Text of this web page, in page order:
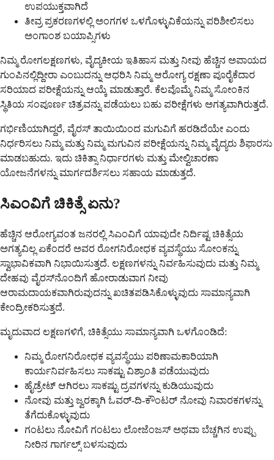
ಉಪಯುಕ್ತವಾಗಿದೆ
ತೀವ್ರ ಪ್ರಕರಣಗಳಲ್ಲಿ ಅಂಗಗಳ ಒಳಗೊಳ್ಳುವಿಕೆಯನ್ನು ಪರಿಶೀಲಿಸಲು
ಅಂಗಾಂಶ ಬಯಾಪ್ಸಿಗಳು
ನಿಮ್ಮ ರೋಗಲಕ್ಷಣಗಳು, ವೈದ್ಯಕೀಯ ಇತಿಹಾಸ ಮತ್ತು ನೀವು ಹೆಚ್ಚಿನ ಅಪಾಯದ
ಗುಂಪಿನಲ್ಲಿದ್ದೀರಾ ಎಂಬುದನ್ನು ಆಧರಿಸಿ ನಿಮ್ಮ ಆರೋಗ್ಯ ರಕ್ಷಣಾ ಪೂರೈಕೆದಾರ
ಸರಿಯಾದ ಪರೀಕ್ಷೆಯನ್ನು ಆಯ್ಕೆ ಮಾಡುತ್ತಾರೆ. ಕೆಲವೊಮ್ಮೆ ನಿಮ್ಮ ಸೋಂಕಿನ
ಸ್ಥಿತಿಯ ಸಂಪೂರ್ಣ ಚಿತ್ರವನ್ನು ಪಡೆಯಲು ಬಹು ಪರೀಕ್ಷೆಗಳು ಅಗತ್ಯವಾಗಿರುತ್ತದೆ.
ಗರ್ಭಿಣಿಯಾಗಿದ್ದರೆ, ವೈರಸ್ ತಾಯಿಯಿಂದ ಮಗುವಿಗೆ ಹರಡಿದೆಯೇ ಎಂದು
ನಿರ್ಧರಿಸಲು ನಿಮ್ಮ ಮತ್ತು ನಿಮ್ಮ ಮಗುವಿನ ಪರೀಕ್ಷೆಯನ್ನು ನಿಮ್ಮ ವೈದ್ಯರು ಶಿಫಾರಸು
ಮಾಡಬಹುದು. ಇದು ಚಿಕಿತ್ಸಾ ನಿರ್ಧಾರಗಳು ಮತ್ತು ಮೇಲ್ವಿಚಾರಣಾ
ಯೋಜನೆಗಳನ್ನು ಮಾರ್ಗದರ್ಶಿಸಲು ಸಹಾಯ ಮಾಡುತ್ತದೆ.
ಸಿಎಂವಿಗೆ ಚಿಕಿತ್ಸೆ ಏನು?
ಹೆಚ್ಚಿನ ಆರೋಗ್ಯವಂತ ಜನರಲ್ಲಿ ಸಿಎಂವಿಗೆ ಯಾವುದೇ ನಿರ್ದಿಷ್ಟ ಚಿಕಿತ್ಸೆಯ
ಅಗತ್ಯವಿಲ್ಲ ಏಕೆಂದರೆ ಅವರ ರೋಗನಿರೋಧಕ ವ್ಯವಸ್ಥೆಯು ಸೋಂಕನ್ನು
ಸ್ವಾಭಾವಿಕವಾಗಿ ನಿಭಾಯಿಸುತ್ತದೆ. ಲಕ್ಷಣಗಳನ್ನು ನಿರ್ವಹಿಸುವುದು ಮತ್ತು ನಿಮ್ಮ
ದೇಹವು ವೈರಸ್‌ನೊಂದಿಗೆ ಹೋರಾಡುವಾಗ ನೀವು
ಆರಾಮದಾಯಕವಾಗಿರುವುದನ್ನು ಖಚಿತಪಡಿಸಿಕೊಳ್ಳುವುದು ಸಾಮಾನ್ಯವಾಗಿ
ಕೇಂದ್ರೀಕರಿಸುತ್ತದೆ.
ಮೃದುವಾದ ಲಕ್ಷಣಗಳಿಗೆ, ಚಿಕಿತ್ಸೆಯು ಸಾಮಾನ್ಯವಾಗಿ ಒಳಗೊಂಡಿದೆ:
ನಿಮ್ಮ ರೋಗನಿರೋಧಕ ವ್ಯವಸ್ಥೆಯು ಪರಿಣಾಮಕಾರಿಯಾಗಿ
ಕಾರ್ಯನಿರ್ವಹಿಸಲು ಸಾಕಷ್ಟು ವಿಶ್ರಾಂತಿ ಪಡೆಯುವುದು
ಹೈಡ್ರೇಟ್ ಆಗಿರಲು ಸಾಕಷ್ಟು ದ್ರವಗಳನ್ನು ಕುಡಿಯುವುದು
ನೋವು ಮತ್ತು ಜ್ವರಕ್ಕಾಗಿ ಓವರ್-ದಿ-ಕೌಂಟರ್ ನೋವು ನಿವಾರಕಗಳನ್ನು
ತೆಗೆದುಕೊಳ್ಳುವುದು
ಗಂಟಲು ನೋವಿಗೆ ಗಂಟಲು ಲೋಜೆಂಜಸ್ ಅಥವಾ ಬೆಚ್ಚಗಿನ ಉಪ್ಪು
ನೀರಿನ ಗಾರ್ಗಲ್ಸ್ ಬಳಸುವುದು